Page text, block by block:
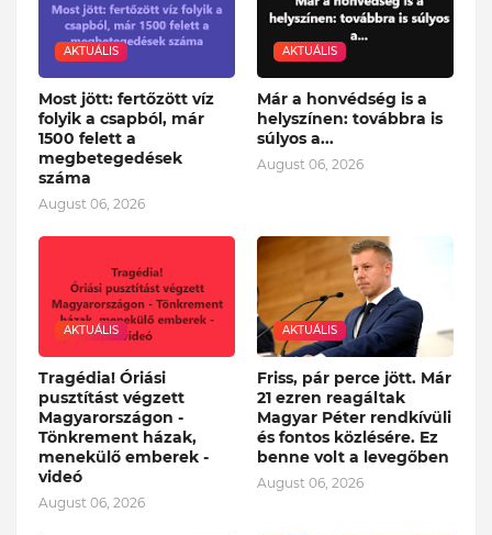
AKTUÁLIS
Most jött: fertőzött víz
folyik a csapból, már
1500 felett a
megbetegedések
száma
August 06, 2026
AKTUÁLIS
Már a honvédség is a
helyszínen: továbbra is
súlyos a...
August 06, 2026
AKTUÁLIS
Tragédia! Óriási
pusztítást végzett
Magyarországon -
Tönkrement házak,
menekülő emberek -
videó
August 06, 2026
AKTUÁLIS
Friss, pár perce jött. Már
21 ezren reagáltak
Magyar Péter rendkívüli
és fontos közlésére. Ez
benne volt a levegőben
August 06, 2026